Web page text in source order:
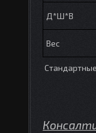
Д*Ш*В
Вес